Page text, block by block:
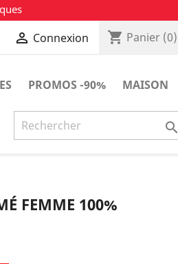
 Connexion shopping_cart Panier (0)
PROMOS -90% MAISON

FEMME 100%